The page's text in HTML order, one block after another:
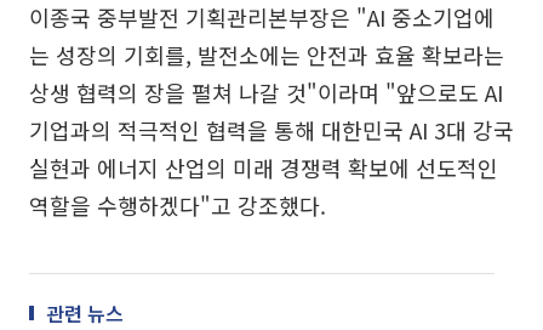
이종국 중부발전 기획관리본부장은 "AI 중소기업에
는 성장의 기회를, 발전소에는 안전과 효율 확보라는
상생 협력의 장을 펼쳐 나갈 것"이라며 "앞으로도 AI
기업과의 적극적인 협력을 통해 대한민국 AI 3대 강국
실현과 에너지 산업의 미래 경쟁력 확보에 선도적인
역할을 수행하겠다"고 강조했다.
관련 뉴스